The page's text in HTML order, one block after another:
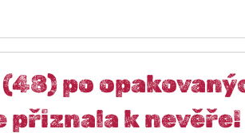
po
přiznala k nevěře!